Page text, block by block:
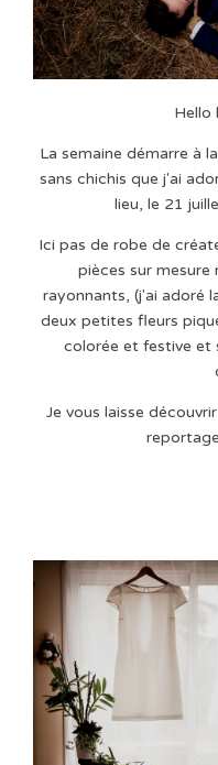
Hello
La semaine démarre à
sans chichis que j'ai
lieu, le 21
Ici pas de robe de
pièces sur mesure
rayonnants, (j'ai adoré
deux petites fleurs
colorée et festive et
Je vous laisse